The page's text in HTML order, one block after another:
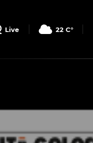
Live 22C°